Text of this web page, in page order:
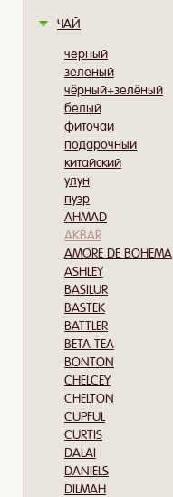
ЧАЙ
черный
зеленый
чёрный+зелёный
белый
фиточаи
подарочный
китайский
улун
пуэр
AHMAD
AKBAR
AMORE DE BOHEMA
ASHLEY
BASILUR
BASTEK
BATTLER
BETA TEA
BONTON
CHELCEY
CHELTON
CUPFUL
CURTIS
DALAI
DANIELS
DILMAH